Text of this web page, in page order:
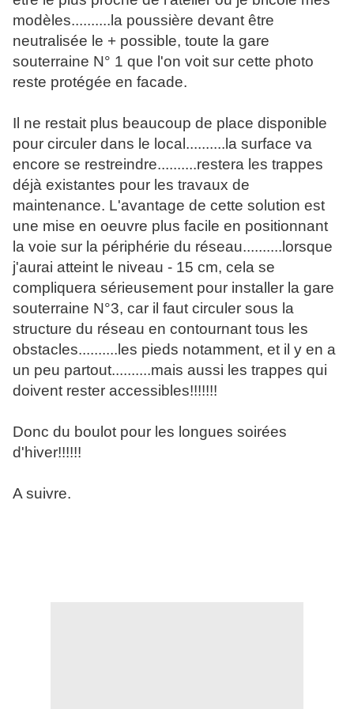
modèles..........la poussière devant être
neutralisée le + possible, toute la gare
souterraine N° 1 que l'on voit sur cette photo
reste protégée en facade.
Il ne restait plus beaucoup de place disponible
pour circuler dans le local..........la surface va
encore se restreindre..........restera les trappes
déjà existantes pour les travaux de
maintenance. L'avantage de cette solution est
une mise en oeuvre plus facile en positionnant
la voie sur la périphérie du réseau..........lorsque
j'aurai atteint le niveau - 15 cm, cela se
compliquera sérieusement pour installer la gare
souterraine N°3, car il faut circuler sous la
structure du réseau en contournant tous les
obstacles..........les pieds notamment, et il y en a
un peu partout..........mais aussi les trappes qui
doivent rester accessibles!!!!!!!
Donc du boulot pour les longues soirées
d'hiver!!!!!!
A suivre.